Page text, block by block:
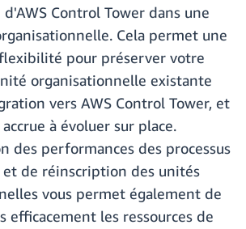
Control Tower dans une
Cela permet une
pour préserver votre
organisationnelle existante
vers AWS Control Tower, et
à évoluer sur place.
des performances des processus
de réinscription des unités
vous permet également de
efficacement les ressources de